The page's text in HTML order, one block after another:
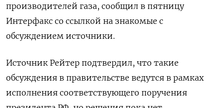
производителей газа, сообщил в пятницу
Интерфакс со ссылкой на знакомые с
обсуждением источники.
Источник Рейтер подтвердил, что такие
обсуждения в правительстве ведутся в рамках
исполнения соответствующего поручения